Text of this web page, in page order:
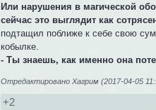
Или нарушения в магической
сейчас это выглядит как
подтащил поближе к себе свою
кобылке.
- Ты знаешь, как именно она
Отредактировано Хагрим (2017-04-05
+2